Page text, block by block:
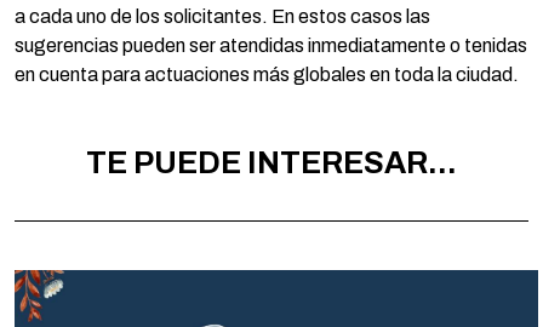
a cada uno de los solicitantes. En estos casos las
sugerencias pueden ser atendidas inmediatamente o tenidas
en cuenta para actuaciones más globales en toda la ciudad.
TE PUEDE INTERESAR...